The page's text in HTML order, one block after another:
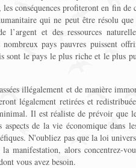
conséquences profiteront en fin
qui ne peut être résolu
l’argent et des ressources
pays pauvres puissent
sont le pays le plus riche et le plus
illégalement et de manière
légalement retirées et
Il est réaliste de prévoir que
de la vie économique dans
N'oubliez pas que la loi
la manifestation, alors concentrez-
vous avez besoin.